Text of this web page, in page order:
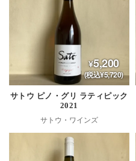
5,200
(税込¥5,720)
サトウ ピノ・グリ ラティピック
2021
サトウ・ワインズ